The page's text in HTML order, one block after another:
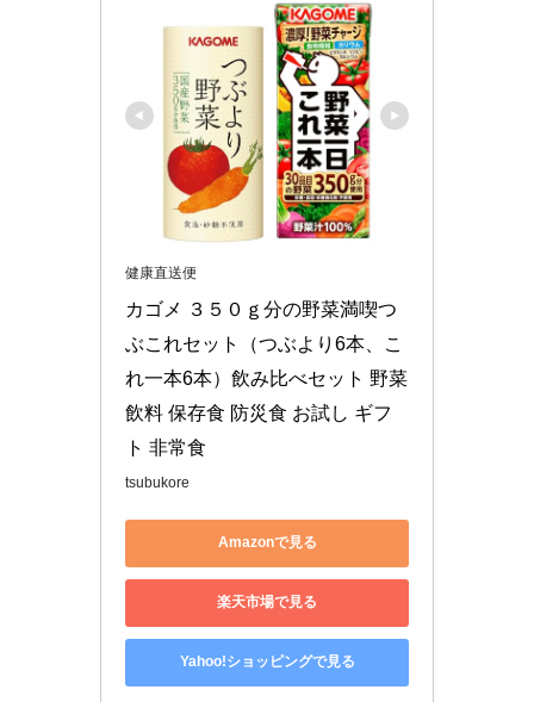
健康直送便
カゴメ ３５０ｇ分の野菜満喫つ
ぶこれセット（つぶより6本、こ
れ一本6本）飲み比べセット 野菜
飲料 保存食 防災食 お試し ギフ
ト 非常食
tsubukore
Amazonで見る
楽天市場で見る
Yahoo!ショッピングで見る